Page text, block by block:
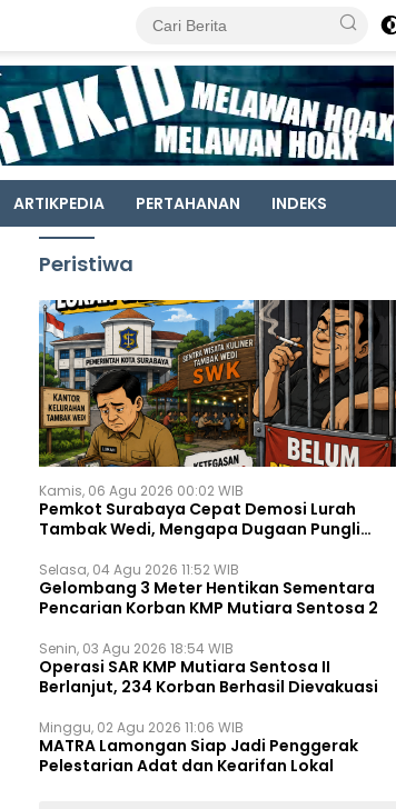
ARTIKPEDIA PERTAHANAN INDEKS
Peristiwa
Kamis, 06 Agu 2026 00:02 WIB
Pemkot Surabaya Cepat Demosi Lurah
Tambak Wedi, Mengapa Dugaan Pungli
Selasa, 04 Agu 2026 11:52 WIB
Gelombang 3 Meter Hentikan Sementara
Pencarian Korban KMP Mutiara Sentosa 2
Senin, 03 Agu 2026 18:54 WIB
Operasi SAR KMP Mutiara Sentosa II
Berlanjut, 234 Korban Berhasil Dievakuasi
Minggu, 02 Agu 2026 11:06 WIB
MATRA Lamongan Siap Jadi Penggerak
Pelestarian Adat dan Kearifan Lokal